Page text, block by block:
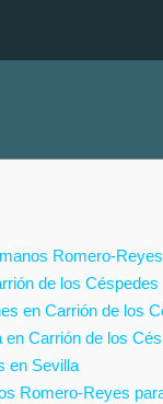
Romero-Reyes
de los Céspedes
en Carrión de los
Carrión de los
en Sevilla
Romero-Reyes